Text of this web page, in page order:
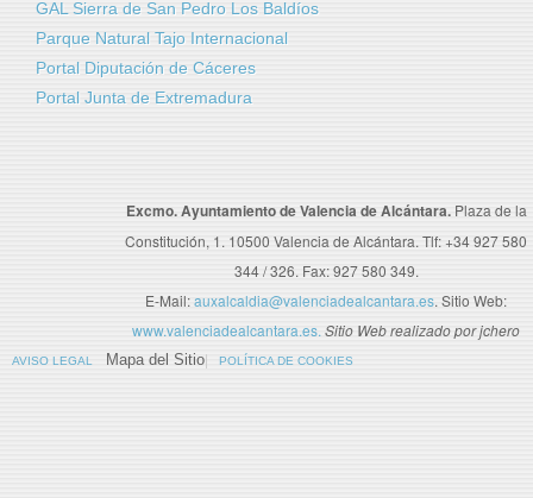
GAL Sierra de San Pedro Los Baldíos
Parque Natural Tajo Internacional
Portal Diputación de Cáceres
Portal Junta de Extremadura
Excmo. Ayuntamiento de Valencia de Alcántara. Plaza de la
Constitución, 1. 10500 Valencia de Alcántara. Tlf: +34 927 580
344 / 326. Fax: 927 580 349.
E-Mail:auxalcaldia@valenciadealcantara.es. Sitio Web:
www.valenciadealcantara.es. Sitio Web realizado por jchero
AVISO LEGAL Mapa del Sitio POLÍTICA DE COOKIES